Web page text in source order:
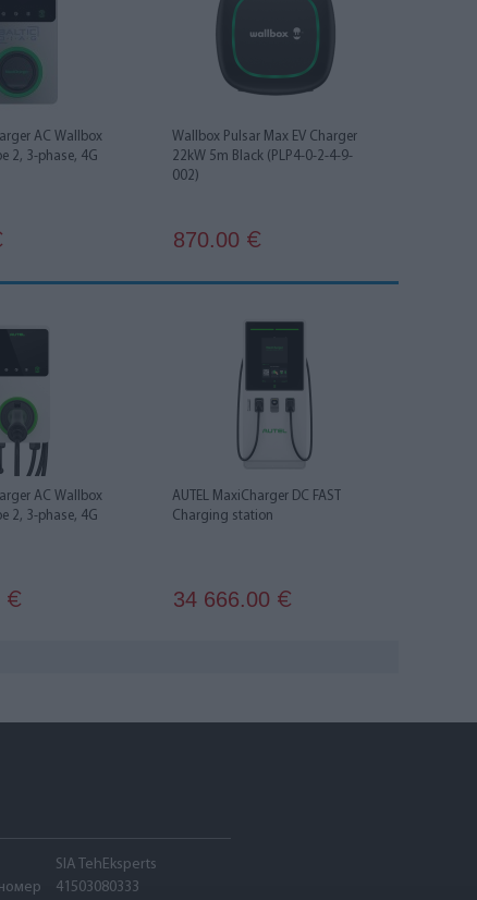
AC Wallbox
2, 3-phase, 4G
Wallbox Pulsar Max EV Charger
22kW 5m Black (PLP4-0-2-4-9-
002)
870.00 €
AC Wallbox
2, 3-phase, 4G
€
AUTEL MaxiCharger DC FAST
Charging station
34 666.00 €
SIA TehEksperts
41503080333